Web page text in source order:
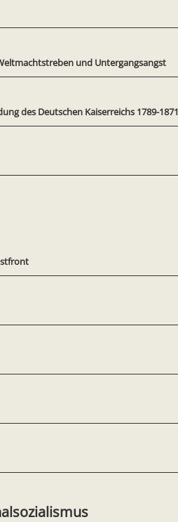
und Untergangsangst
des Deutschen Kaiserreichs 1789-1871